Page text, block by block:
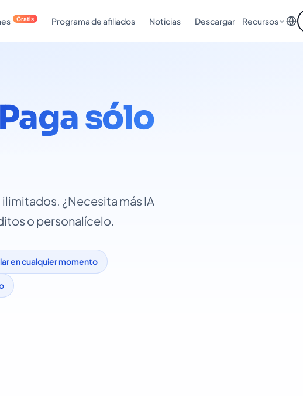
Gratis Programa de afiliados Noticias Descargar Recursos
Paga sólo
¿Necesita más IA
o personalícelo.
en cualquier momento